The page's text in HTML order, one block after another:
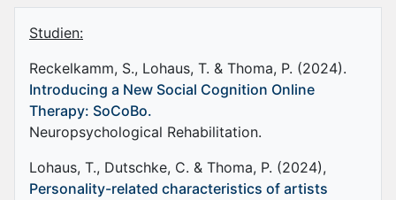
Studien:
Reckelkamm, S., Lohaus, T. & Thoma, P. (2024).
Introducing a New Social Cognition Online
Therapy: SoCoBo.
Neuropsychological Rehabilitation.
Lohaus, T., Dutschke, C. & Thoma, P. (2024),
Personality-related characteristics of artists